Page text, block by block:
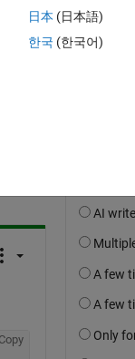
Acceptée :
日本 (日本語)
한국 (한국어)